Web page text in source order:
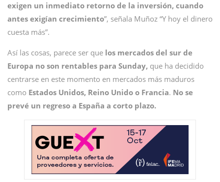
exigen un inmediato retorno de la inversión, cuando
antes exigían crecimiento”, señala Muñoz “Y hoy el dinero
cuesta más”.
Así las cosas, parece ser que los mercados del sur de
Europa no son rentables para Sunday, que ha decidido
centrarse en este momento en mercados más maduros
como Estados Unidos, Reino Unido o Francia. No se
prevé un regreso a España a corto plazo.